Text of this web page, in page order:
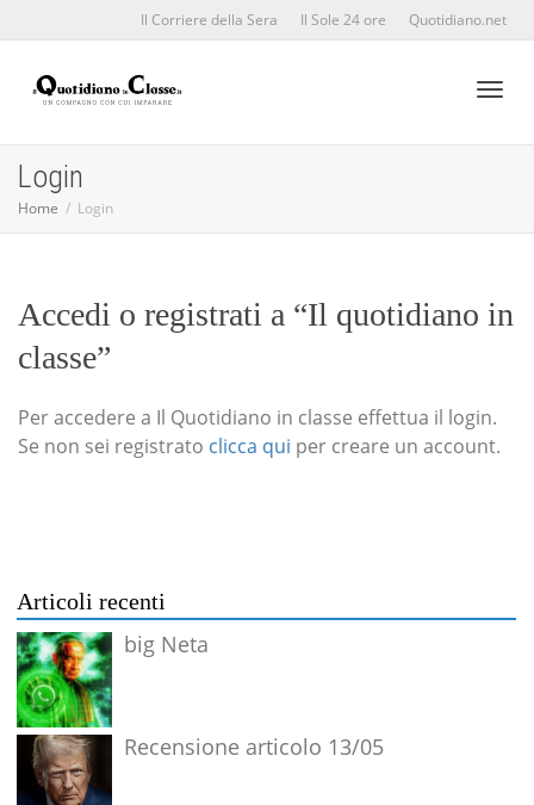
Il Corriere della Sera Il Sole 24 ore Quotidiano.net
Login
Home Login
Accedi o registrati a “Il quotidiano in
classe”
Per accedere a Il Quotidiano in classe effettua il login.
Se non sei registrato clicca qui per creare un account.
Articoli recenti
big Neta
Recensione articolo 13/05